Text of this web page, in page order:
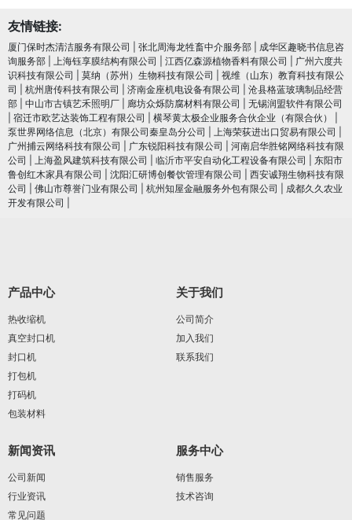
友情链接:
厦门保时杰清洁服务有限公司 张北周海龙牲畜中介服务部
成华区趣晓书信息咨
询服务部
上海钰享膜结构有限公司 江西亿森源植物香料有限公司
广州六度共
识科技有限公司
莫纳（苏州）生物科技有限公司
视维（山东）教育科技有限公
司
杭州唐传科技有限公司 济南金座机电设备有限公司
沧县格蓝玻璃制品经营
部
中山市古镇艺禾照明厂 廊坊众烁防腐材料有限公司
无锡润盟软件有限公司
宿迁市欧艺达装饰工程有限公司 横琴黄太极企业服务合伙企业（有限合伙）
泵世界网络信息（北京）有限公司秦皇岛分公司
上海荣荻进出口贸易有限公司
广州捕云网络科技有限公司
广东锐阳科技有限公司
河南启华胜铭网络科技有限
公司
上海盈风建筑科技有限公司 临沂市平安自动化工程设备有限公司
东阳市
鲁创红木家具有限公司
沈阳汇研博创餐饮管理有限公司
西安诚翔生物科技有限
公司
佛山市尊誉门业有限公司 杭州知屋金融服务外包有限公司
成都久久农业
开发有限公司
产品中心
热收缩机
真空封口机
封口机
打包机
打码机
包装材料
关于我们
公司简介
加入我们
联系我们
新闻资讯
公司新闻
行业资讯
常见问题
服务中心
销售服务
技术咨询